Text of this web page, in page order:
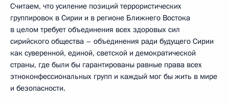
Считаем, что усиление позиций террористических
группировок в Сирии и в регионе Ближнего Востока
в целом требует объединения всех здоровых сил
сирийского общества – объединения ради будущего Сирии
как суверенной, единой, светской и демократической
страны, где были бы гарантированы равные права всех
этноконфессиональных групп и каждый мог бы жить в мире
и безопасности.